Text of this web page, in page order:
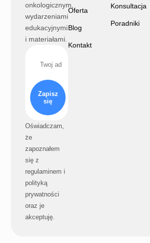
onkologicznym,
wydarzeniami
edukacyjnymi
i materiałami.
Zapisz
się
Oświadczam,
że
zapoznałem
się z
regulaminem i
polityką
prywatności
oraz je
akceptuję.
Oferta
Blog
Kontakt
Konsultacja
Poradniki